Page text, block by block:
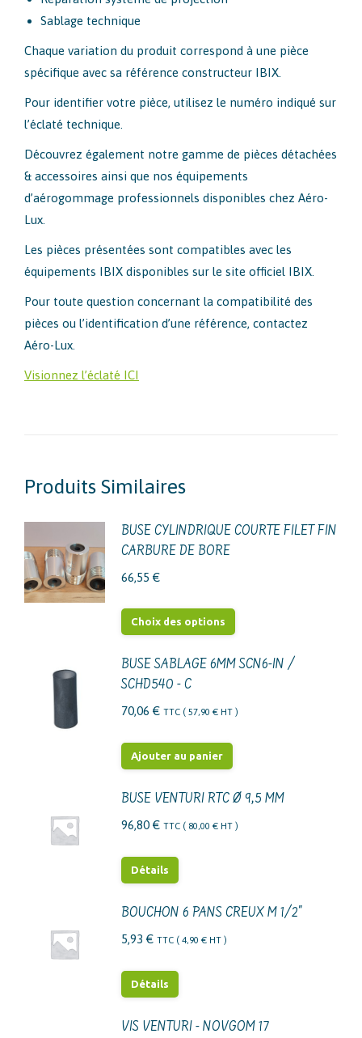
Sablage technique
Chaque variation du produit correspond à une pièce
spécifique avec sa référence constructeur IBIX.
Pour identifier votre pièce, utilisez le numéro indiqué sur
l’éclaté technique.
Découvrez également notre gamme de pièces détachées
& accessoires ainsi que nos équipements
d’aérogommage professionnels disponibles chez Aéro-
Lux.
Les pièces présentées sont compatibles avec les
équipements IBIX disponibles sur le site officiel IBIX.
Pour toute question concernant la compatibilité des
pièces ou l’identification d’une référence, contactez
Aéro-Lux.
Visionnez l’éclaté ICI
Produits Similaires
BUSE CYLINDRIQUE COURTE FILET FIN
CARBURE DE BORE
66,55 €
Choix des options
a
variations.
être
BUSE SABLAGE 6MM SCN6-IN /
SCHD540 - C
70,06 € TTC ( 57,90 € HT )
Ajouter au panier
BUSE VENTURI RTC Ø 9,5 MM
96,80 € TTC ( 80,00 € HT )
Détails
BOUCHON 6 PANS CREUX M 1/2"
5,93 € TTC ( 4,90 € HT )
Détails
VIS VENTURI - NOVGOM 17